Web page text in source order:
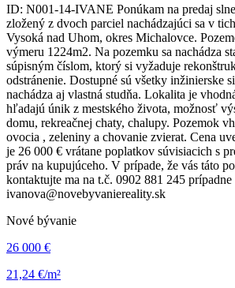
ID: N001-14-IVANE Ponúkam na predaj
zložený z dvoch parciel nachádzajúci sa v
Vysoká nad Uhom, okres Michalovce.
výmeru 1224m2. Na pozemku sa nachádza
súpisným číslom, ktorý si vyžaduje
odstránenie. Dostupné sú všetky inžinierske
nachádza aj vlastná studňa. Lokalita je
hľadajú únik z mestského života, možnosť
domu, rekreačnej chaty, chalupy. Pozemok
ovocia , zeleniny a chovanie zvierat. Cena
je 26 000 € vrátane poplatkov súvisiacich s
práv na kupujúceho. V prípade, že vás táto
kontaktujte ma na t.č. 0902 881 245 prípadne
ivanova@novebyvaniereality.sk
Nové bývanie
26 000 €
21,24 €/m²